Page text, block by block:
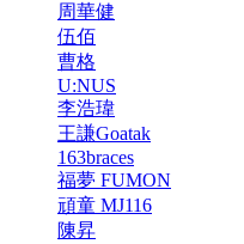
周華健
伍佰
曹格
U:NUS
李浩瑋
王謙Goatak
163braces
福夢 FUMON
頑童 MJ116
陳昇